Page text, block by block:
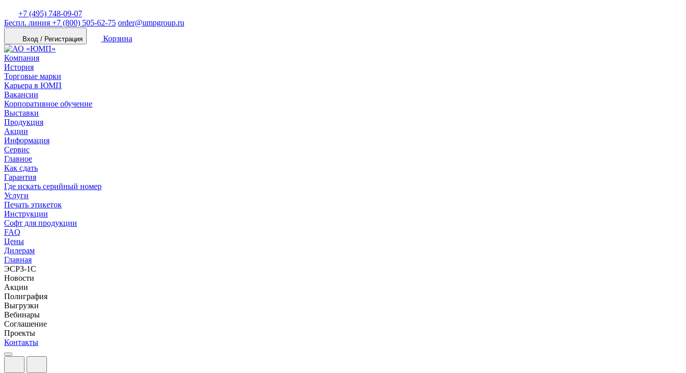
+7 (495) 748-09-07
Беспл. линия +7 (800) 505-62-75 order@umpgroup.ru
Вход / Регистрация Корзина
Компания
История
Торговые марки
Карьера в ЮМП
Вакансии
Корпоративное обучение
Выставки
Продукция
Акции
Информация
Сервис
Главное
Как сдать
Гарантия
Где искать серийный номер
Услуги
Печать этикеток
Инструкции
Софт для продукции
FAQ
Цены
Дилерам
Главная
ЭСРЗ-1С
Новости
Акции
Полиграфия
Выгрузки
Вебинары
Соглашение
Проекты
Контакты